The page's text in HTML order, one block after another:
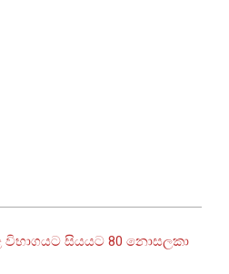
විභාගයට සියයට 80 නොසලකා